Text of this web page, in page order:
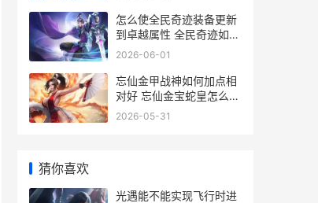
怎么使全民奇迹装备更新
到卓越属性 全民奇迹如何
快速赚钱
2026-06-01
忘仙金甲战神如何加点相
对好 忘仙金宝蛇皇怎么获
得
2026-05-31
猜你喜欢
光遇能不能实现飞行时进